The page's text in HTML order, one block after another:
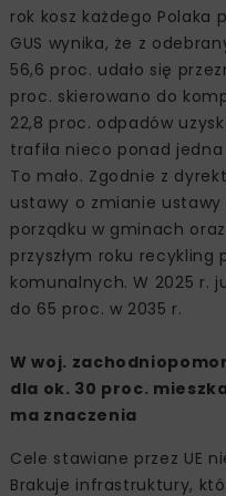
rok kosz każdego Polaka
GUS wynika, że z
56,6 proc. udało się
proc. skierowano do
22,8 proc. odpadów
trafiła nieco ponad
To mało. Zgodnie z
ustawy o zmianie
porządku w gminach
przyszłym roku recykling
komunalnych. W 2025 r.
do 65 proc. w 2035 r.
W woj.
dla ok. 30 proc.
ma znaczenia
Cele stawiane przez UE
Brakuje infrastruktury,